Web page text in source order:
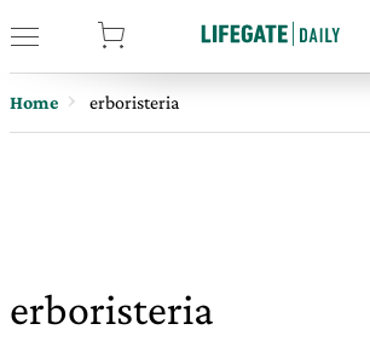
Home erboristeria
erboristeria